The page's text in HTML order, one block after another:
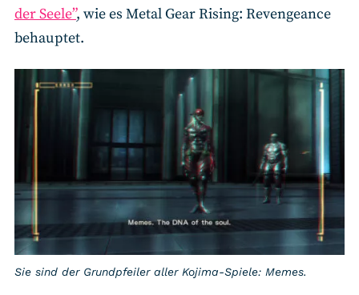
der Seele”, wie es Metal Gear Rising: Revengeance
behauptet.
Sie sind der Grundpfeiler aller Kojima-Spiele: Memes.